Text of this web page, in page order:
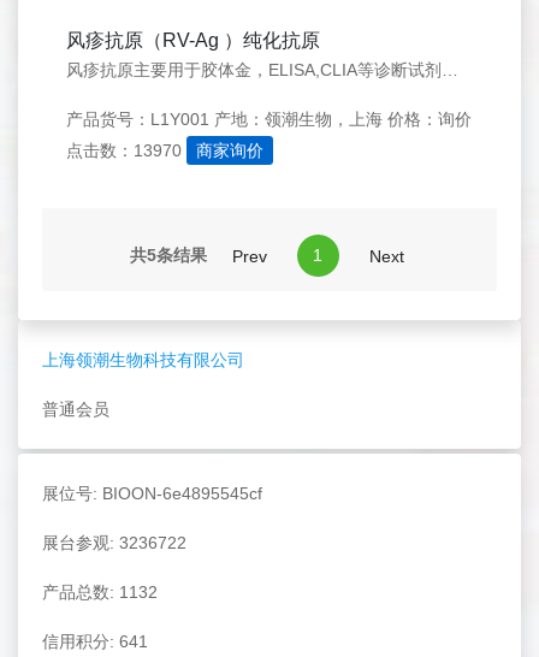
上海领潮生物科技有限公司
普通会员
展位号: BIOON-6e4895545cf
展台参观: 3236722
产品总数: 1132
信用积分: 641
风疹抗原（RV-Ag ）纯化抗原
产品货号：L1Y001 产地：领潮生物，上海 价格：询价
点击数：13970
商家询价
共5条结果 Prev 1 Next